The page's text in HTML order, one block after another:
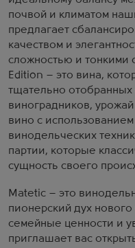
почвой и климатом
предлагает
качеством и
сложностью и тонкими
Edition – это вина,
тщательно
виноградников,
вино с
винодельческих
партии, которые
сущность своего
Matetic – это
пионерский дух
семейные ценности и
приглашает вас